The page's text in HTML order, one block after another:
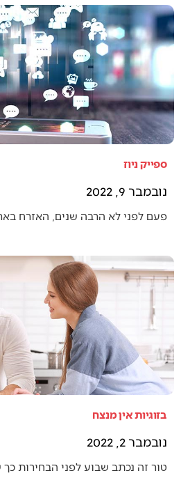
ספייק ניוז
נובמבר 9, 2022
פעם לפני לא הרבה שנים, האזרח
בזוגיות אין מנצח
נובמבר 2, 2022
טור זה נכתב שבוע לפני הבחירות כך